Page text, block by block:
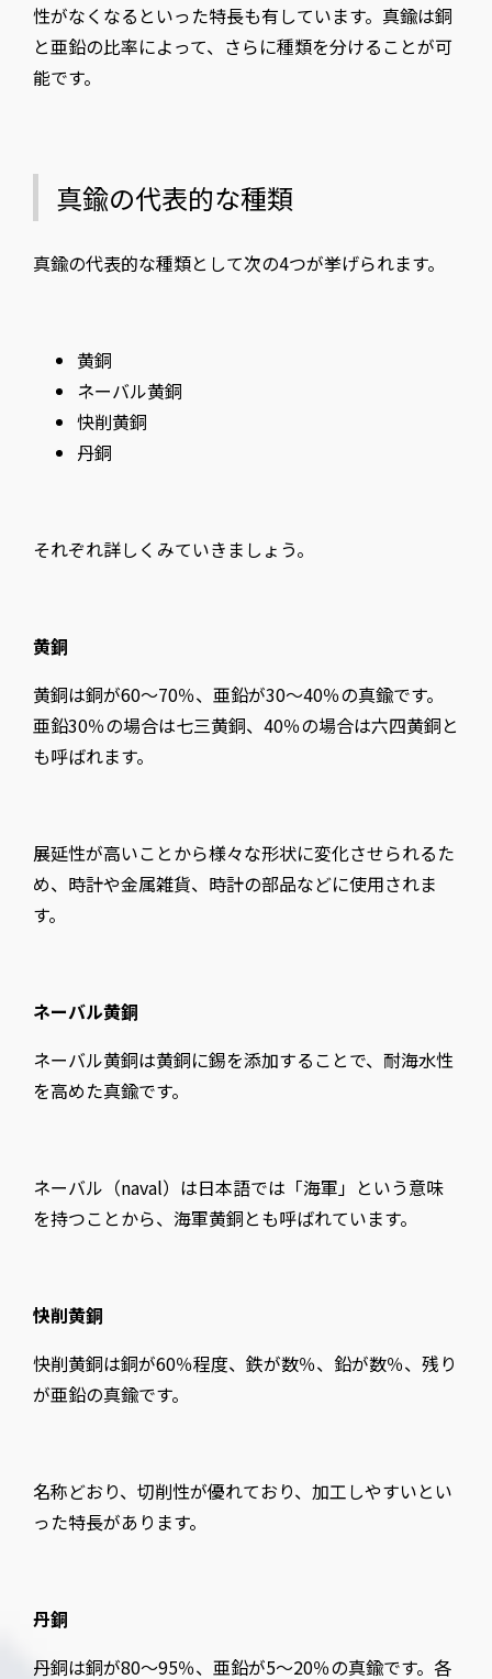
性がなくなるといった特長も有しています。真鍮は銅
と亜鉛の比率によって、さらに種類を分けることが可
能です。
真鍮の代表的な種類
真鍮の代表的な種類として次の4つが挙げられます。
黄銅
ネーバル黄銅
快削黄銅
丹銅
それぞれ詳しくみていきましょう。
黄銅
黄銅は銅が60～70％、亜鉛が30～40％の真鍮です。
亜鉛30％の場合は七三黄銅、40％の場合は六四黄銅と
も呼ばれます。
展延性が高いことから様々な形状に変化させられるた
め、時計や金属雑貨、時計の部品などに使用されま
す。
ネーバル黄銅
ネーバル黄銅は黄銅に錫を添加することで、耐海水性
を高めた真鍮です。
ネーバル（naval）は日本語では「海軍」という意味
を持つことから、海軍黄銅とも呼ばれています。
快削黄銅
快削黄銅は銅が60％程度、鉄が数％、鉛が数％、残り
が亜鉛の真鍮です。
名称どおり、切削性が優れており、加工しやすいとい
った特長があります。
丹銅
丹銅は銅が80～95％、亜鉛が5～20％の真鍮です。各